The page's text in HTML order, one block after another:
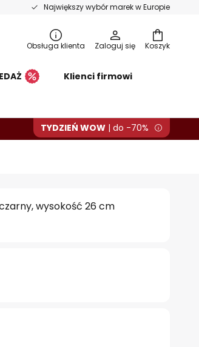
Największy wybór marek w Europie
Koszyk
Obsługa klienta Zaloguj się
Klienci firmowi
TYDZIEŃ WOW | do -70%
wysokość 26 cm